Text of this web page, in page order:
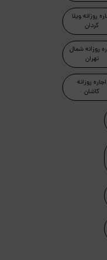
روزانه ویلا
کردان
روزانه شمال
تهران
اجاره روزانه
کاشان